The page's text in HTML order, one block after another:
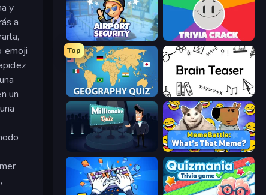
y
a
emoji
un
Airport Security Preguntados
Top
Geography Quiz: Flags and Capitals Brain Teaser
Millionaire Quiz MemeBattle: What's That Meme?